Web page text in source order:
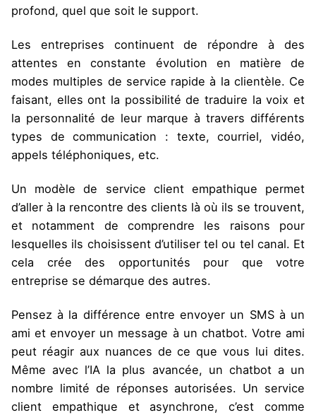
profond, quel que soit le support.
Les entreprises continuent de répondre à des
attentes en constante évolution en matière de
modes multiples de service rapide à la clientèle. Ce
faisant, elles ont la possibilité de traduire la voix et
la personnalité de leur marque à travers différents
types de communication : texte, courriel, vidéo,
appels téléphoniques, etc.
Un modèle de service client empathique permet
d’aller à la rencontre des clients là où ils se trouvent,
et notamment de comprendre les raisons pour
lesquelles ils choisissent d’utiliser tel ou tel canal. Et
cela crée des opportunités pour que votre
entreprise se démarque des autres.
Pensez à la différence entre envoyer un SMS à un
ami et envoyer un message à un chatbot. Votre ami
peut réagir aux nuances de ce que vous lui dites.
Même avec l’IA la plus avancée, un chatbot a un
nombre limité de réponses autorisées. Un service
client empathique et asynchrone, c’est comme